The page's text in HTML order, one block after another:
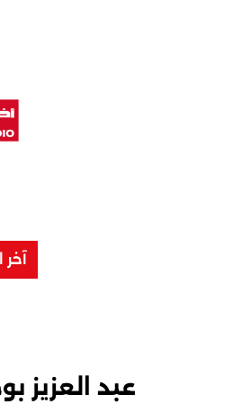
آخر
عبد العزيز